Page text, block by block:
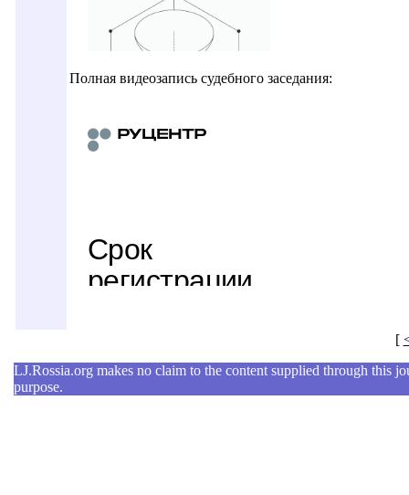
Полная видеозапись судебного заседания:
[
LJ.Rossia.org makes no claim to the content supplied through this
purpose.